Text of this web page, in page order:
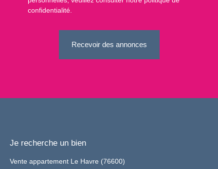
confidentialité.
Recevoir des annonces
Je recherche un bien
Vente appartement Le Havre (76600)